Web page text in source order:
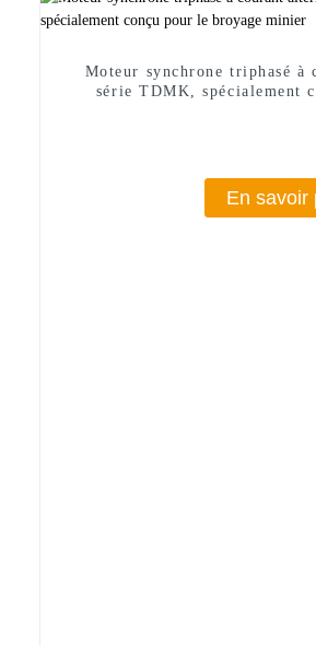
Moteur synchrone triphasé
série TDMK, spécialement
En savoir